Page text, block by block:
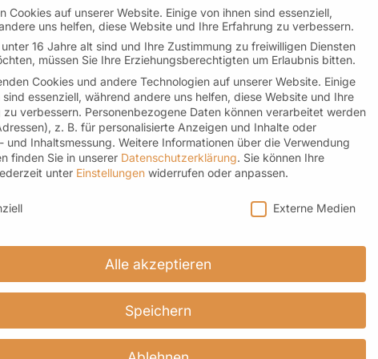

Newsletter
Cookies auf unserer Website. Einige von ihnen sind essenziell,
uns helfen, diese Website und Ihre Erfahrung zu verbessern.
unter 16 Jahre alt sind und Ihre Zustimmung zu freiwilligen Diensten
müssen Sie Ihre Erziehungsberechtigten um Erlaubnis bitten.
Cookies und andere Technologien auf unserer Website. Einige
sind essenziell, während andere uns helfen, diese Website und Ihre
zu verbessern. Personenbezogene Daten können verarbeitet werden
z. B. für personalisierte Anzeigen und Inhalte oder
und Inhaltsmessung. Weitere Informationen über die Verwendung
finden Sie in unserer Datenschutzerklärung. Sie können Ihre
unter Einstellungen widerrufen oder anpassen.
Externe Medien
Alle akzeptieren
Speichern